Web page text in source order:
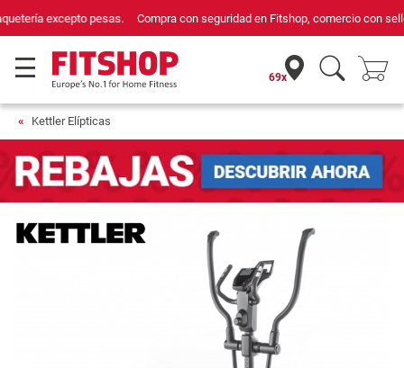
Compra con seguridad en Fitshop, comercio con sello de Confianza Online.
69x
Kettler Elípticas